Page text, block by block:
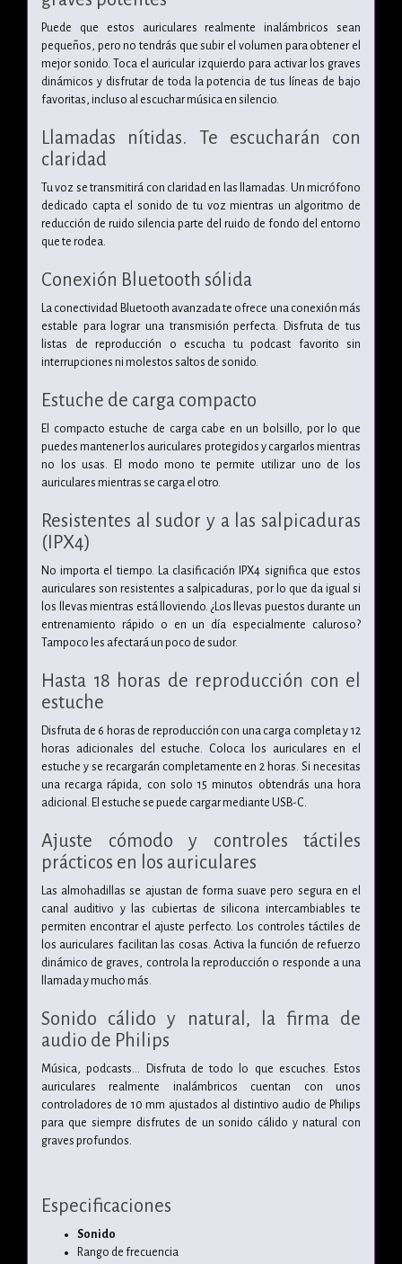
Puede que estos auriculares realmente inalámbricos sean
pequeños, pero no tendrás que subir el volumen para obtener el
mejor sonido. Toca el auricular izquierdo para activar los graves
dinámicos y disfrutar de toda la potencia de tus líneas de bajo
favoritas, incluso al escuchar música en silencio.
Llamadas nítidas. Te escucharán con
claridad
Tu voz se transmitirá con claridad en las llamadas. Un micrófono
dedicado capta el sonido de tu voz mientras un algoritmo de
reducción de ruido silencia parte del ruido de fondo del entorno
que te rodea.
Conexión Bluetooth sólida
La conectividad Bluetooth avanzada te ofrece una conexión más
estable para lograr una transmisión perfecta. Disfruta de tus
listas de reproducción o escucha tu podcast favorito sin
interrupciones ni molestos saltos de sonido.
Estuche de carga compacto
El compacto estuche de carga cabe en un bolsillo, por lo que
puedes mantener los auriculares protegidos y cargarlos mientras
no los usas. El modo mono te permite utilizar uno de los
auriculares mientras se carga el otro.
Resistentes al sudor y a las salpicaduras
(IPX4)
No importa el tiempo. La clasificación IPX4 significa que estos
auriculares son resistentes a salpicaduras, por lo que da igual si
los llevas mientras está lloviendo. ¿Los llevas puestos durante un
entrenamiento rápido o en un día especialmente caluroso?
Tampoco les afectará un poco de sudor.
Hasta 18 horas de reproducción con el
estuche
Disfruta de 6 horas de reproducción con una carga completa y 12
horas adicionales del estuche. Coloca los auriculares en el
estuche y se recargarán completamente en 2 horas. Si necesitas
una recarga rápida, con solo 15 minutos obtendrás una hora
adicional. El estuche se puede cargar mediante USB-C.
Ajuste cómodo y controles táctiles
prácticos en los auriculares
Las almohadillas se ajustan de forma suave pero segura en el
canal auditivo y las cubiertas de silicona intercambiables te
permiten encontrar el ajuste perfecto. Los controles táctiles de
los auriculares facilitan las cosas. Activa la función de refuerzo
dinámico de graves, controla la reproducción o responde a una
llamada y mucho más.
Sonido cálido y natural, la firma de
audio de Philips
Música, podcasts... Disfruta de todo lo que escuches. Estos
auriculares realmente inalámbricos cuentan con unos
controladores de 10 mm ajustados al distintivo audio de Philips
para que siempre disfrutes de un sonido cálido y natural con
graves profundos.
Especificaciones
Sonido
Rango de frecuencia